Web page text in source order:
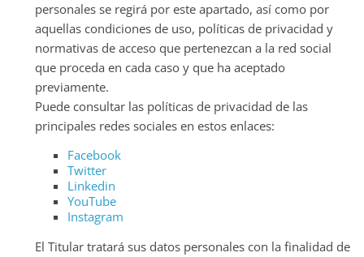
personales se regirá por este apartado, así como por
aquellas condiciones de uso, políticas de privacidad y
normativas de acceso que pertenezcan a la red social
que proceda en cada caso y que ha aceptado
previamente.
Puede consultar las políticas de privacidad de las
principales redes sociales en estos enlaces:
Facebook
Twitter
Linkedin
YouTube
Instagram
El Titular tratará sus datos personales con la finalidad de